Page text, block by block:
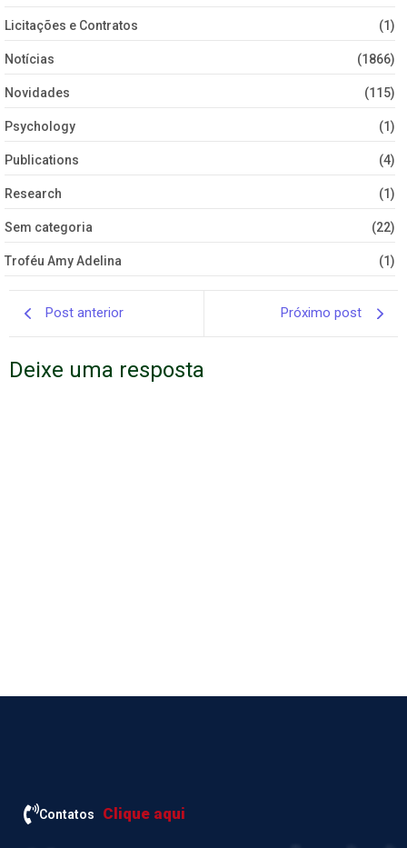
Licitações e Contratos (1)
Notícias (1866)
Novidades (115)
Psychology (1)
Publications (4)
Research (1)
Sem categoria (22)
Troféu Amy Adelina (1)
Post anterior Próximo post
Deixe uma resposta
Contatos Clique aqui